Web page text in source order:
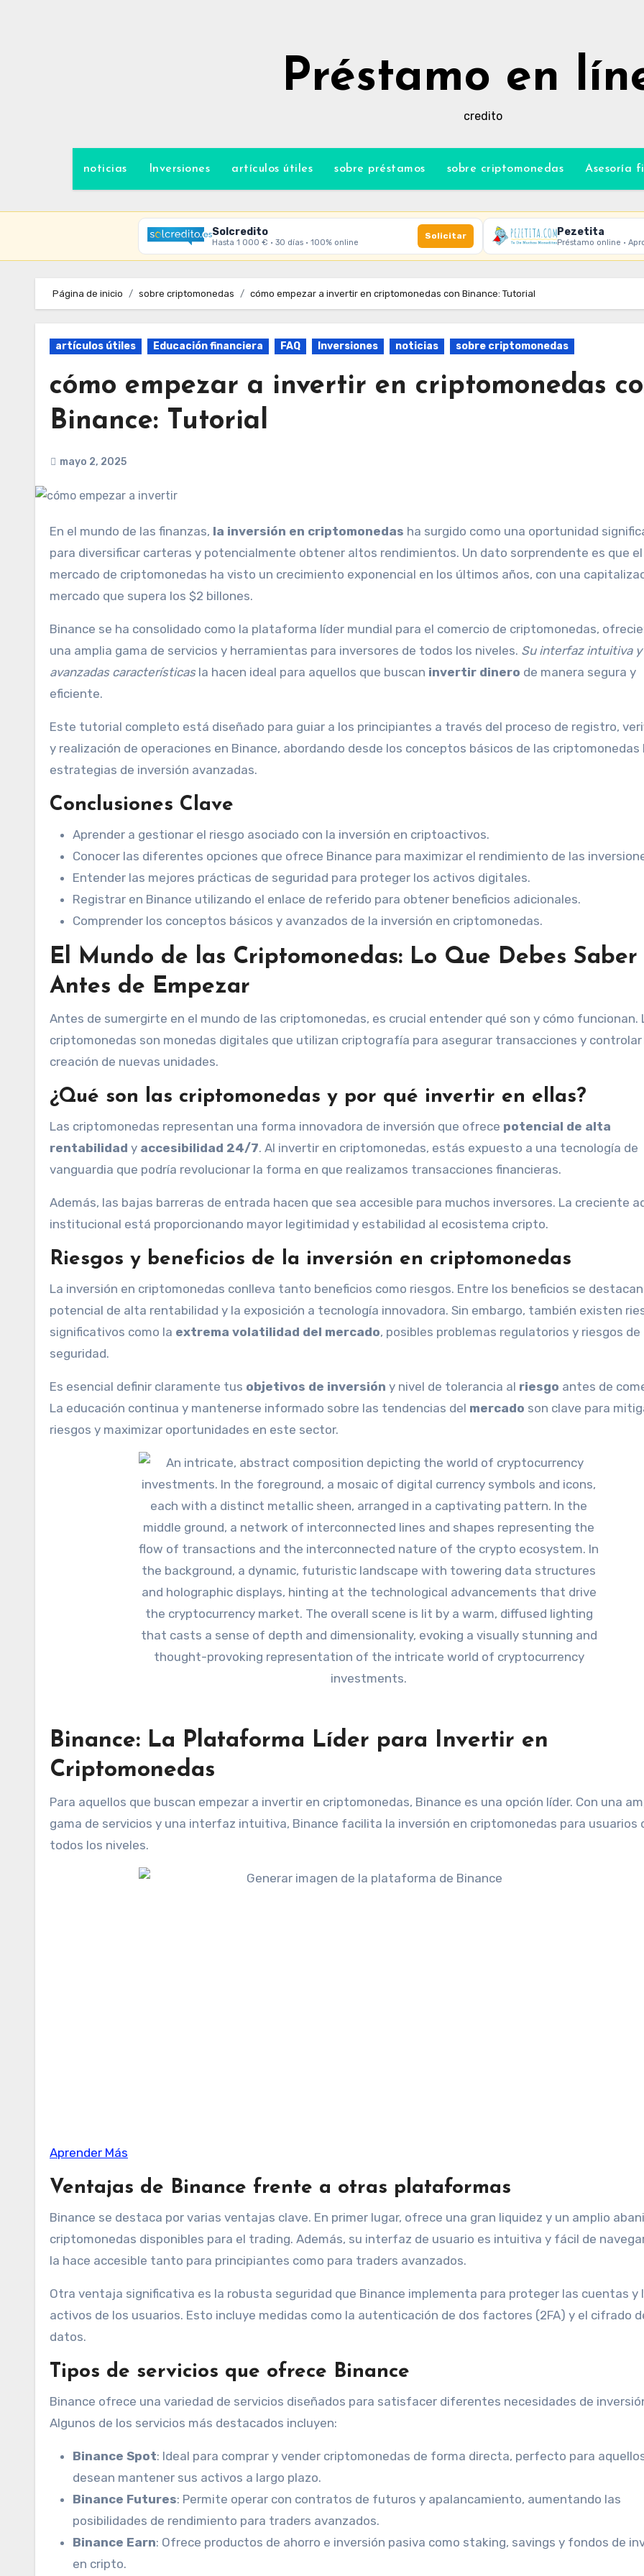
Préstamo en
credito
noticias Inversiones artículos útiles sobre préstamos sobre criptomonedas Asesoría
Solcredito
Hasta 1 000 € · 30 días · 100% online
Solicitar Pezetita
Préstamo online ·
Página de inicio sobre criptomonedas cómo empezar a invertir en criptomonedas con Binance: Tutorial
artículos útiles Educación financiera FAQ Inversiones noticias sobre criptomonedas
cómo empezar a invertir en criptomonedas
Binance: Tutorial
mayo 2, 2025
En el mundo de las finanzas, la inversión en criptomonedas ha surgido como una oportunidad
para diversificar carteras y potencialmente obtener altos rendimientos. Un dato sorprendente es que el
mercado de criptomonedas ha visto un crecimiento exponencial en los últimos años, con una
mercado que supera los $2 billones.
Binance se ha consolidado como la plataforma líder mundial para el comercio de criptomonedas,
una amplia gama de servicios y herramientas para inversores de todos los niveles. Su interfaz intuitiva y
avanzadas característicasla hacen ideal para aquellos que buscan invertir dinero de manera segura y
eficiente.
Este tutorial completo está diseñado para guiar a los principiantes a través del proceso de registro,
y realización de operaciones en Binance, abordando desde los conceptos básicos de las criptomonedas
estrategias de inversión avanzadas.
Conclusiones Clave
Aprender a gestionar el riesgo asociado con la inversión en criptoactivos.
Conocer las diferentes opciones que ofrece Binance para maximizar el rendimiento de las
Entender las mejores prácticas de seguridad para proteger los activos digitales.
Registrar en Binance utilizando el enlace de referido para obtener beneficios adicionales.
Comprender los conceptos básicos y avanzados de la inversión en criptomonedas.
El Mundo de las Criptomonedas: Lo Que Debes Saber
Antes de Empezar
Antes de sumergirte en el mundo de las criptomonedas, es crucial entender qué son y cómo funcionan.
criptomonedas son monedas digitales que utilizan criptografía para asegurar transacciones y controlar
creación de nuevas unidades.
¿Qué son las criptomonedas y por qué invertir en ellas?
Las criptomonedas representan una forma innovadora de inversión que ofrece potencial de alta
rentabilidad y accesibilidad 24/7. Al invertir en criptomonedas, estás expuesto a una tecnología de
vanguardia que podría revolucionar la forma en que realizamos transacciones financieras.
Además, las bajas barreras de entrada hacen que sea accesible para muchos inversores. La creciente
institucional está proporcionando mayor legitimidad y estabilidad al ecosistema cripto.
Riesgos y beneficios de la inversión en criptomonedas
La inversión en criptomonedas conlleva tanto beneficios como riesgos. Entre los beneficios se
potencial de alta rentabilidad y la exposición a tecnología innovadora. Sin embargo, también existen
significativos como la extrema volatilidad del mercado, posibles problemas regulatorios y riesgos de
seguridad.
Es esencial definir claramente tus objetivos de inversión y nivel de tolerancia al riesgo antes de
La educación continua y mantenerse informado sobre las tendencias del mercado son clave para
riesgos y maximizar oportunidades en este sector.
Binance: La Plataforma Líder para Invertir en
Criptomonedas
Para aquellos que buscan empezar a invertir en criptomonedas, Binance es una opción líder. Con una
gama de servicios y una interfaz intuitiva, Binance facilita la inversión en criptomonedas para usuarios
todos los niveles.
Aprender Más
Ventajas de Binance frente a otras plataformas
Binance se destaca por varias ventajas clave. En primer lugar, ofrece una gran liquidez y un amplio
criptomonedas disponibles para el trading. Además, su interfaz de usuario es intuitiva y fácil de
la hace accesible tanto para principiantes como para traders avanzados.
Otra ventaja significativa es la robusta seguridad que Binance implementa para proteger las cuentas y
activos de los usuarios. Esto incluye medidas como la autenticación de dos factores (2FA) y el cifrado
datos.
Tipos de servicios que ofrece Binance
Binance ofrece una variedad de servicios diseñados para satisfacer diferentes necesidades de
Algunos de los servicios más destacados incluyen:
Binance Spot: Ideal para comprar y vender criptomonedas de forma directa, perfecto para
desean mantener sus activos a largo plazo.
Binance Futures: Permite operar con contratos de futuros y apalancamiento, aumentando las
posibilidades de rendimiento para traders avanzados.
Binance Earn: Ofrece productos de ahorro e inversión pasiva como staking, savings y fondos de
en cripto.